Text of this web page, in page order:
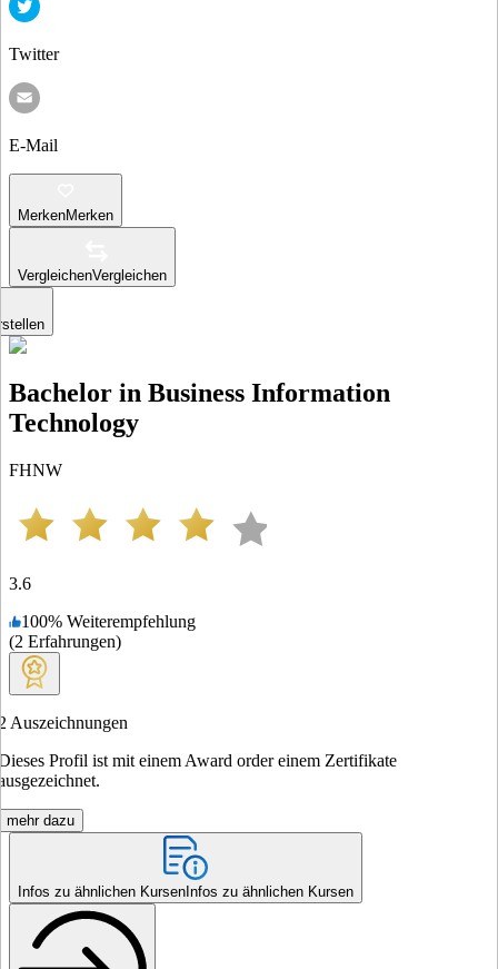
Twitter
E-Mail
MerkenMerken
VergleichenVergleichen
Bachelor in Business Information
Technology
FHNW
3.6
100% Weiterempfehlung
(2 Erfahrungen)
Auszeichnungen
Profil ist mit einem Award order einem Zertifikate
mehr dazu
Infos zu ähnlichen Kursen Infos zu ähnlichen Kursen